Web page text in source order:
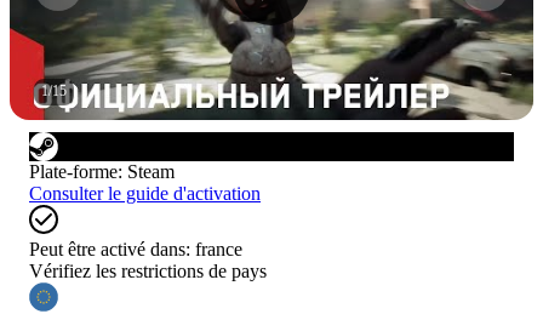
1/15
Plate-forme: Steam
Consulter le guide d'activation
Peut être activé dans: france
Vérifiez les restrictions de pays